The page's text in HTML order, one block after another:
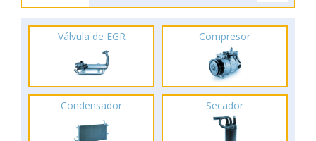
Válvula de EGR Compresor
Condensador Secador